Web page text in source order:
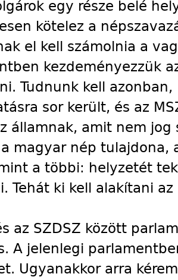
egy része belé
kötelez a
el kell számolnia a
kezdeményezzük
Tudnunk kell azonban,
sor került, és az
államnak, amit nem
magyar nép tulajdona,
a többi: helyzetét
Tehát ki kell alakítani
az SZDSZ között
A jelenlegi
Ugyanakkor arra